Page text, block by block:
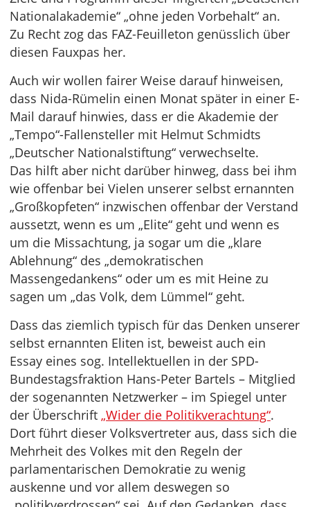
Nationalakademie“ „ohne jeden Vorbehalt“ an.
Zu Recht zog das FAZ-Feuilleton genüsslich über
diesen Fauxpas her.
Auch wir wollen fairer Weise darauf hinweisen,
dass Nida-Rümelin einen Monat später in einer E-
Mail darauf hinwies, dass er die Akademie der
„Tempo“-Fallensteller mit Helmut Schmidts
„Deutscher Nationalstiftung“ verwechselte.
Das hilft aber nicht darüber hinweg, dass bei ihm
wie offenbar bei Vielen unserer selbst ernannten
„Großkopfeten“ inzwischen offenbar der Verstand
aussetzt, wenn es um „Elite“ geht und wenn es
um die Missachtung, ja sogar um die „klare
Ablehnung“ des „demokratischen
Massengedankens“ oder um es mit Heine zu
sagen um „das Volk, dem Lümmel“ geht.
Dass das ziemlich typisch für das Denken unserer
selbst ernannten Eliten ist, beweist auch ein
Essay eines sog. Intellektuellen in der SPD-
Bundestagsfraktion Hans-Peter Bartels – Mitglied
der sogenannten Netzwerker – im Spiegel unter
der Überschrift „Wider die Politikverachtung“.
Dort führt dieser Volksvertreter aus, dass sich die
Mehrheit des Volkes mit den Regeln der
parlamentarischen Demokratie zu wenig
auskenne und vor allem deswegen so